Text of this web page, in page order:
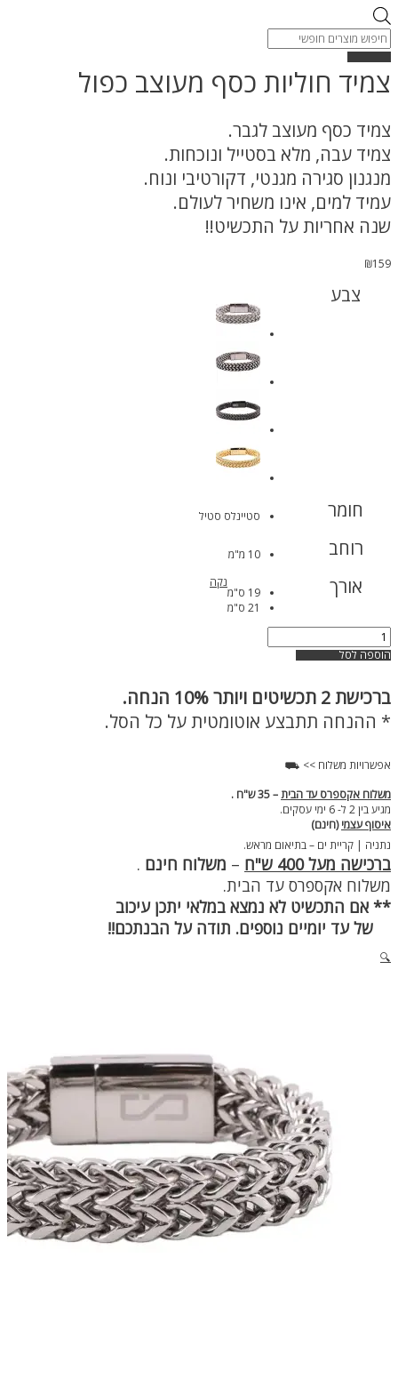
Products
search
צמיד חוליות כסף מעוצב כפול
צמיד כסף מעוצב לגבר.
צמיד עבה, מלא בסטייל ונוכחות.
מנגנון סגירה מגנטי, דקורטיבי ונוח.
עמיד למים, אינו משחיר לעולם.
שנה אחריות על התכשיט!!
₪159
צבע
חומר סטיינלס סטיל
רוחב 10 מ"מ
אורך
19 ס"מ
21 ס"מ
נקה
כמות
של
צמיד
כסף
מעוצב
כפול
הוספה לסל
ברכישת
* ההנחה תתבצע אוטומטית על כל הסל.
אפשרויות משלוח >> ⛟
משלוח אקספרס עד הבית– 35 ש"ח .
מגיע בין 2 ל- 6 ימי עסקים.
איסוף עצמי(חינם)
נתניה | קריית ים – בתיאום מראש.
ברכישה מעל 400 ש"ח – משלוח חינם .
משלוח אקספרס עד הבית.
** אם התכשיט לא נמצא במלאי יתכן עיכוב
של עד יומיים נוספים. תודה על הבנתכם!!
🔍